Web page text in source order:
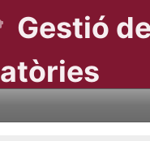
Gestió de